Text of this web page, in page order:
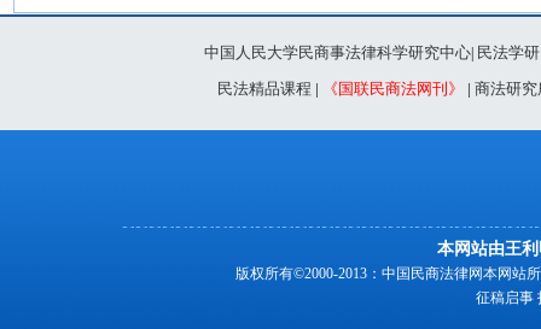
中国人民大学民商事法律科学研究中心| 民法学
民法精品课程 | 《国联民商法网刊》 | 商法研究
本网站由王
版权所有©2000-2013：中国民商法律网本网站
征稿启事